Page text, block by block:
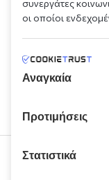
συνεργάτες
οι οποίοι
υπηρεσιών τους.
Αναγκαία
Προτιμήσεις
Στατιστικά